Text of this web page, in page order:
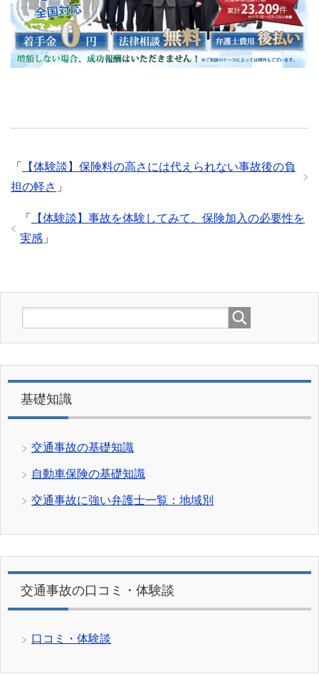
「
【体験談】保険料の高さには代えられない事故後の負
担の軽さ 」
「
【体験談】事故を体験してみて、保険加入の必要性を
実感 」
基礎知識
交通事故の基礎知識
自動車保険の基礎知識
交通事故に強い弁護士一覧：地域別
交通事故の口コミ・体験談
口コミ・体験談